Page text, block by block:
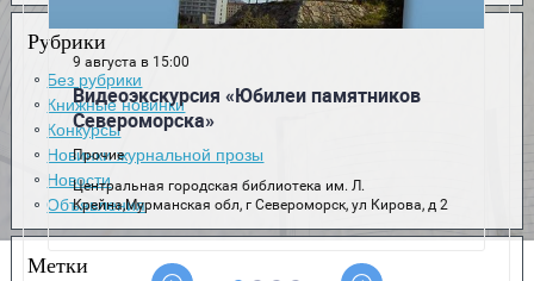
Рубрики
Без рубрики
Книжные новинки
Конкурсы
Новинки журнальной прозы
Новости
Объявления
Метки